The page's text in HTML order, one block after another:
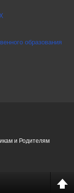
образования
и Родителям